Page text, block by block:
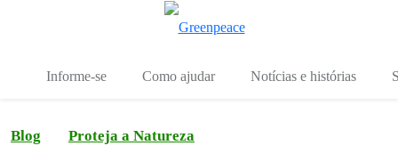
Informe-se Como ajudar Notícias e histórias
Blog Proteja a Natureza